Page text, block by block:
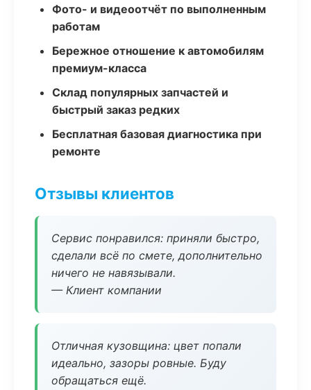
Фото- и видеоотчёт по выполненным
работам
Бережное отношение к автомобилям
премиум-класса
Склад популярных запчастей и
быстрый заказ редких
Бесплатная базовая диагностика при
ремонте
Отзывы клиентов
Сервис понравился: приняли быстро,
сделали всё по смете, дополнительно
ничего не навязывали.
— Клиент компании
Отличная кузовщина: цвет попали
идеально, зазоры ровные. Буду
обращаться ещё.